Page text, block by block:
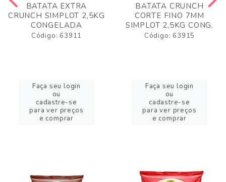
BATATA EXTRA
CRUNCH SIMPLOT 2,5KG
CONGELADA
Código: 63911
Faça seu login
ou
cadastre-se
para ver preços
e comprar
BATATA CRUNCH
CORTE FINO 7MM
SIMPLOT 2,5KG CONG.
Código: 63915
Faça seu login
ou
cadastre-se
para ver preços
e comprar